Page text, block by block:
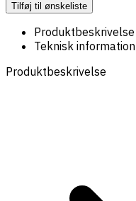
Tilføj til ønskeliste
Produktbeskrivelse
Teknisk information
Produktbeskrivelse